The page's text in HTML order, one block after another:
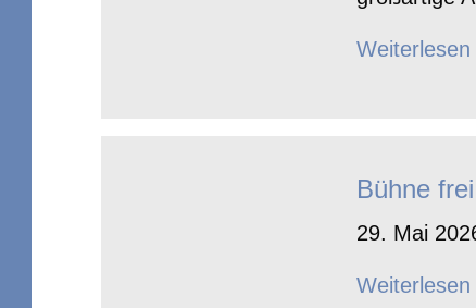
Weiterlesen
Bühne frei
29. Mai
Weiterlesen